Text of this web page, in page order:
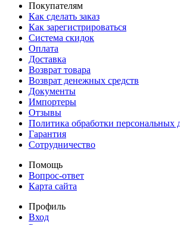
Покупателям
Как сделать заказ
Как зарегистрироваться
Система скидок
Оплата
Доставка
Возврат товара
Возврат денежных средств
Документы
Импортеры
Отзывы
Политика обработки персональных
Гарантия
Сотрудничество
Помощь
Вопрос-ответ
Карта сайта
Профиль
Вход